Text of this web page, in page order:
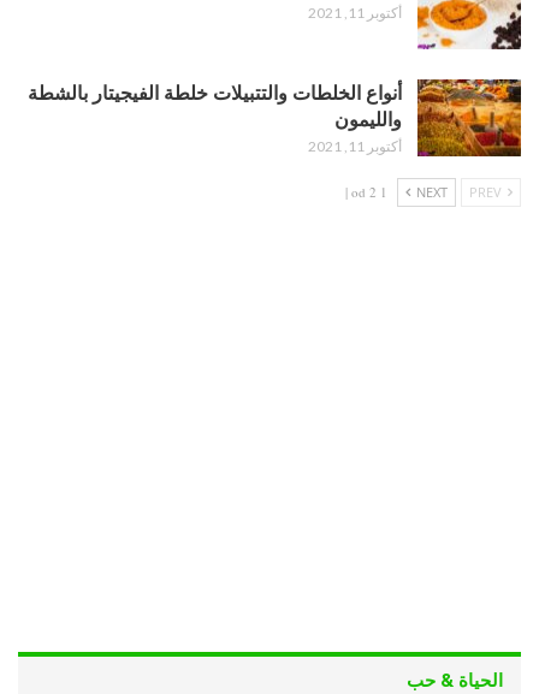
أكتوبر 11, 2021
أنواع الخلطات والتتبيلات خلطة الفيجيتار بالشطة
والليمون
أكتوبر 11, 2021
NEXT
1 od 2 |
الحياة & حب